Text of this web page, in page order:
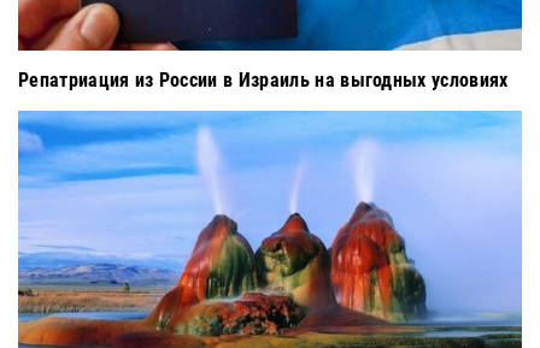
Репатриация из России в Израиль на выгодных условиях